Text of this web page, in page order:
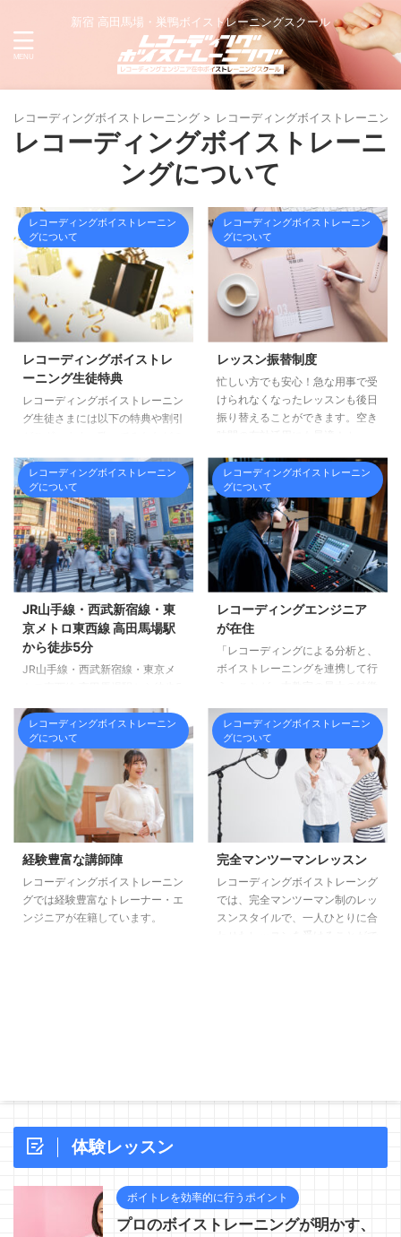
新宿 高田馬場・巣鴨ボイストレーニングスクール
レコーディングボイストレーニング > レコーディングボイストレーニン
レコーディングボイストレーニ
ングについて
レコーディングボイストレーニン
グについて
レコーディングボイストレ
ーニング生徒特典
レコーディングボイストレーニン
グ生徒さまには以下の特典や割引
系・配信など様々なサービスが受
けられます。詳しくは担当トレー
ナーにご確認ください。 レコー
ディング(表示価格より10%引き)
通常料金3,500円/1時間(エンジニ
ア付き) ＞＞ 特典価格3,150円に
なります。通常料金10,000円/3
価格9,000円になります。詳しく
はやすろくのWEBサイトをご覧
ください。 MIX(表示価格より
10%引き) ボーカル ...
レコーディングボイストレーニン
グについて
レッスン振替制度
忙しい方でも安心！急な用事で受
けられなくなったレッスンも後日
振り替えることができます。空き
であれば、無償振替レッスンを対
応いたします。メール・フォー
ム・ラインにてご連絡お願いいた
します。当日キャンセルの場合、
キャンセル料金として50%を、レ
ッスン時間を過ぎてのキャンセル
の場合は100%の料金をキャンセ
ル料金をお願いしております。キ
ャンセル分50％は翌月に振替い
たします。
レコーディングボイストレーニン
グについて
JR山手線・西武新宿線・東
京メトロ東西線 高田馬場駅
から徒歩5分
JR山手線・西武新宿線・東京メ
分の好立地です。新宿駅から4
分・池袋駅から4分・渋谷から10
分という主要駅からも近く通学も
便利です。 東京都豊島区高田3-
19-12 当日の緊急連絡は、080-
4342-4946までお願いいたしま
す。
レコーディングボイストレーニン
グについて
レコーディングエンジニア
が在住
「レコーディングによる分析と、
ボイストレーニングを連携して行
グスタジオと提携しており、教室
にはプロのレコーディングエンジ
ニアと、レコーディング環境が常
備されています。良質なボイスト
レーニングのレッスンの提供はも
ちろん、レコーディングエンジニ
アや作曲家の視点からも、あなた
ることができます。 ボイストレ
ーニングとプロのレコーディング
を組み合わせるアプローチは、他
の教室にはどこにもありません。
レコーディングボイストレーニン
グについて
経験豊富な講師陣
レコーディングボイストレーニン
グでは経験豊富なトレーナー・エ
ンジニアが在籍しています。
レコーディングボイストレーニン
グについて
完全マンツーマンレッスン
レコーディングボイストレーング
では、完全マンツーマン制のレッ
スンスタイルで、一人ひとりに合
わせたレッスンを受けることがで
る歌唱力やパフォーマンス力 ...
体験レッスン
ボイトレを効率的に行うポイント
プロのボイストレーニングが明かす、